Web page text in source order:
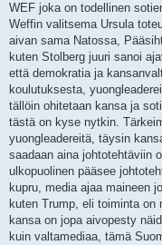
WEF joka on todellinen
Weffin valitsema Ursula
aivan sama Natossa,
kuten Stolberg juuri sanoi
että demokratia ja
koulutuksesta,
tällöin ohitetaan kansa ja
tästä on kyse nytkin.
yuongleadereitä, täysin
saadaan aina johtotehtäviin
ulkopuolinen pääsee
kupru, media ajaa maineen
kuten Trump, eli toiminta
kansa on jopa aivopesty
kuin valtamediaa, tämä